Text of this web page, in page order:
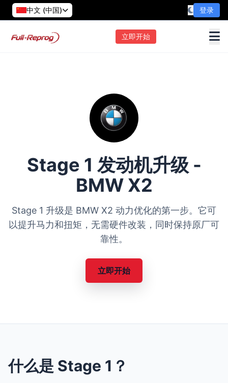
中文 (中国) 登录
立即开始
Stage 1 发动机升级 -
BMW X2
Stage 1 升级是 BMW X2 动力优化的第一步。它可
以提升马力和扭矩，无需硬件改装，同时保持原厂可
靠性。
立即开始
什么是 Stage 1？